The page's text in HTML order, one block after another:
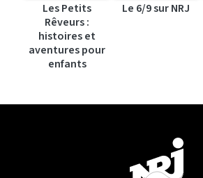
Les Petits
Rêveurs :
histoires et
aventures pour
enfants
Le 6/9 sur NRJ